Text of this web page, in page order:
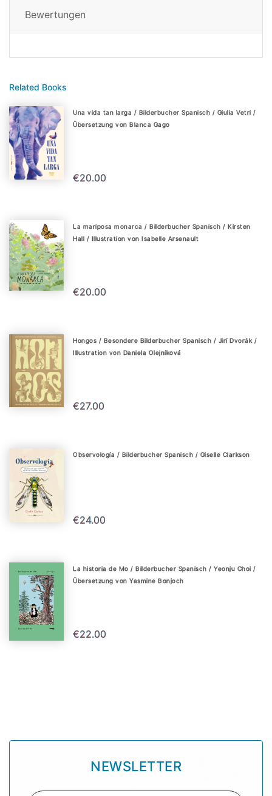
Related Books
Una vida tan larga / Bilderbucher Spanisch / Giulia Vetri /
Übersetzung von Blanca Gago
€20.00
La mariposa monarca / Bilderbucher Spanisch / Kirsten
Hall / Illustration von Isabelle Arsenault
€20.00
Hongos / Besondere Bilderbucher Spanisch / Jirí Dvorák /
Illustration von Daniela Olejníková
€27.00
Observología / Bilderbucher Spanisch / Giselle Clarkson
€24.00
La historia de Mo / Bilderbucher Spanisch / Yeonju Choi /
Übersetzung von Yasmine Bonjoch
€22.00
Bewertungen
NEWSLETTER